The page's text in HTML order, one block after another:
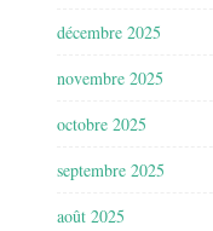
décembre 2025
novembre 2025
octobre 2025
septembre 2025
août 2025